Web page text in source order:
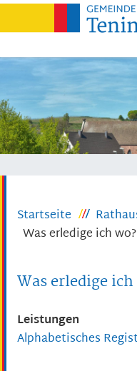
Startseite
Was erledige ich wo?
Was erledige ich
Leistungen
Alphabetisches